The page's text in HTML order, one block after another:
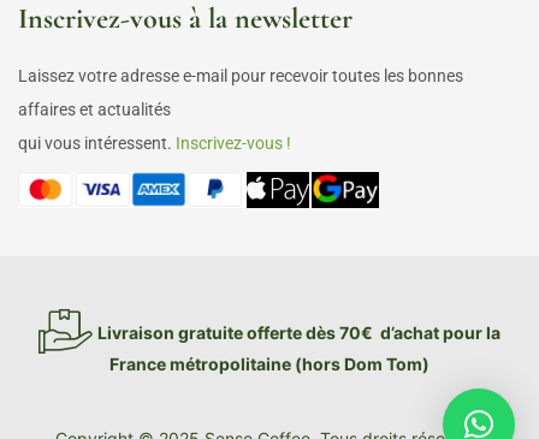
Inscrivez-vous à la newsletter
Laissez votre adresse e-mail pour recevoir toutes les bonnes
affaires et actualités
qui vous intéressent. Inscrivez-vous !
Livraison gratuite offerte dès 70€ d’achat pour la
France métropolitaine (hors Dom Tom)